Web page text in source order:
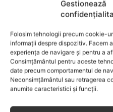
Gestionează
Folosim tehnologii precum cookie-
informații despre dispozitiv. Facem
experiența de navigare și pentru a
Consimțământul pentru aceste
date precum comportamentul de
Neconsimțământul sau retragerea
anumite caracteristici și funcții.
capitol fascinant dedicat
SĂ PREVII! –sunt
copiilor, cât şi
RELATED POSTS